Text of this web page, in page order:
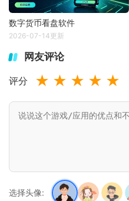
数字货币看盘软件
2026-07-14更新
网友评论
评分 ★ ★ ★ ★ ★
选择头像: